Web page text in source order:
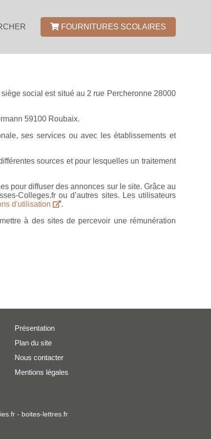
FOURNITURES SCOLAIRES
social est situé au 2 rue Percheronne 28000
59100 Roubaix.
ses services ou avec les établissements et
sources et pour lesquelles un traitement
pour diffuser des annonces sur le site. Grâce au
Colleges.fr ou d’autres sites. Les utilisateurs
d'utilisation
.
à des sites de percevoir une rémunération
Présentation
Plan du site
Nous contacter
Mentions légales
- boites-lettres.fr